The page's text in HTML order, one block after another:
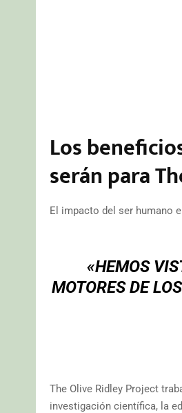
Los
serán para
El impacto del ser humano
«HEMOS
MOTORES DE
The Olive Ridley Project
investigación científica, la